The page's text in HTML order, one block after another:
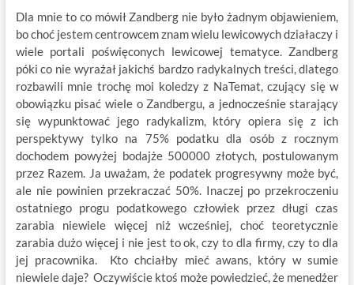
Dla mnie to co mówił Zandberg nie było żadnym objawieniem,
bo choć jestem centrowcem znam wielu lewicowych działaczy i
wiele portali poświęconych lewicowej tematyce. Zandberg
póki co nie wyrażał jakichś bardzo radykalnych treści, dlatego
rozbawili mnie trochę moi koledzy z NaTemat, czujący się w
obowiązku pisać wiele o Zandbergu, a jednocześnie starający
się wypunktować jego radykalizm, który opiera się z ich
perspektywy tylko na 75% podatku dla osób z rocznym
dochodem powyżej bodajże 500000 złotych, postulowanym
przez Razem. Ja uważam, że podatek progresywny może być,
ale nie powinien przekraczać 50%. Inaczej po przekroczeniu
ostatniego progu podatkowego człowiek przez długi czas
zarabia niewiele więcej niż wcześniej, choć teoretycznie
zarabia dużo więcej i nie jest to ok, czy to dla firmy, czy to dla
jej pracownika. Kto chciałby mieć awans, który w sumie
niewiele daje? Oczywiście ktoś może powiedzieć, że menedżer